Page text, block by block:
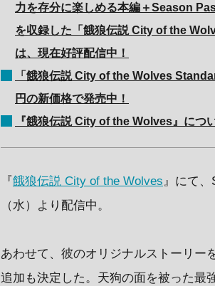
力を存分に楽しめる本編＋Season
を収録した「餓狼伝説 City of the
は、現在好評配信中！
「餓狼伝説 City of the Wolves
円の新価格で発売中！
『餓狼伝説 City of the Wolves』につ
『餓狼伝説 City of the Wolves 』にて
（水）より配信中。
あわせて、彼のオリジナルストーリー
追加も決定した。天狗の面を被った最